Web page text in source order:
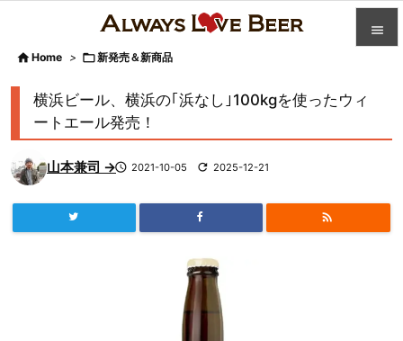


 Home > 新発売＆新商品
横浜ビール、横浜の｢浜なし｣100kgを使ったウィ
ートエール発売！
山本兼司 → 2021-10-05  2025-12-21
